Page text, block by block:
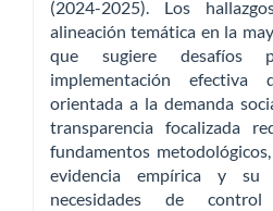
(2024-2025). Los
alineación temática en la
que sugiere desafíos
implementación efectiva
orientada a la demanda
transparencia focalizada
fundamentos
evidencia empírica y su
necesidades de control